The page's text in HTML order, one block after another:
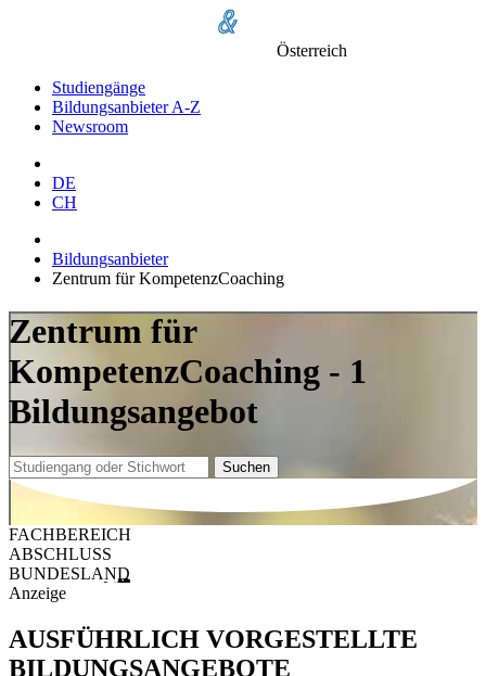
Österreich
Studiengänge
Bildungsanbieter A-Z
Newsroom
DE
CH
Bildungsanbieter
Zentrum für KompetenzCoaching
Zentrum für
KompetenzCoaching - 1
Bildungsangebot
Suchen
FACHBEREICH
ABSCHLUSS
BUNDESLAND
Anzeige
AUSFÜHRLICH VORGESTELLTE
BILDUNGSANGEBOTE